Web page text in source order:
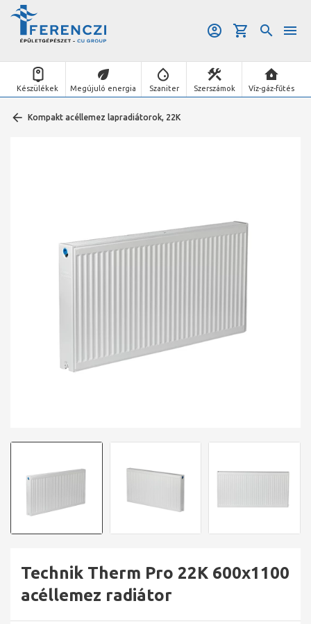
Készülékek Megújuló energia Szaniter Szerszámok Víz-gáz-fűtés
Kompakt acéllemez lapradiátorok, 22K
Technik Therm Pro 22K 600x1100
acéllemez radiátor